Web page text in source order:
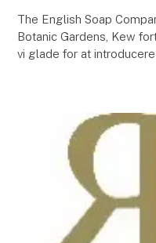
The English Soap
Botanic Gardens, Kew
vi glade for at